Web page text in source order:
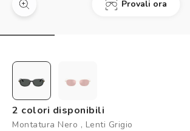
Prenota un test della vista
Controllo visivo
Carta fedeltà
Provali ora
2 colori disponibili
Montatura Nero , Lenti Grigio